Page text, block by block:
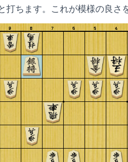
打ちます。これが模様の良さ